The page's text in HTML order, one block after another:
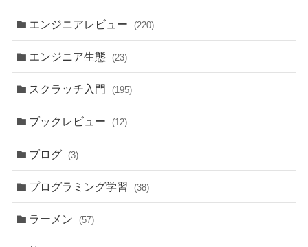
エンジニアレビュー (220)
エンジニア生態 (23)
スクラッチ入門 (195)
ブックレビュー (12)
ブログ (3)
プログラミング学習 (38)
ラーメン (57)